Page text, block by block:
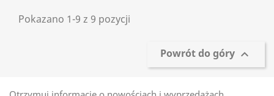
Pokazano 1-9 z 9 pozycji
Powrót do góry 